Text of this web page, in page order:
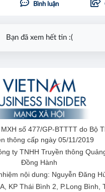
Bình luận
Bạn đã xem hết tin :(
số 477/GP-BTTTT do Bộ
thông cấp ngày 05/11/2019
ty TNHH Truyền thông
Đồng Hành
nội dung: Nguyễn Đăng
KP Thái Bình 2, P.Long Bình,